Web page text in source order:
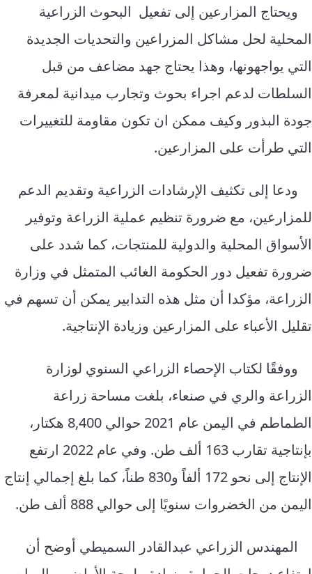
ويحتاج المزارعين إلى تفعيل البحوث الزراعية
المحلية لحل مشاكل المزراعين والتحديات الجديدة
التي يواجهونها، وهذا يحتاج جهد مضاعف من قبل
السلطات لدعم اجراء بحوث وتجارب ميدانية لمعرفة
جودة البذور وكيف ممكن ان تكون مقاومة للتغييرات
التي طرأت على المزارعين.
ودعا إلى تكثيف الإرشادات الزراعية وتقديم الدعم
للمزارعين، مع ضرورة تنظيم عملية الزراعة وتوفير
الأسواق المحلية والدولية للمنتجات، كما شدد على
ضرورة تفعيل دور الحكومة الغائب المتمثل في وزارة
الزراعة، مؤكدا أن مثل هذه التدابير يمكن أن تسهم في
تقليل الأعباء على المزارعين وزيادة الإنتاجية.
ووفقًا لكتاب الإحصاء الزراعي السنوي لوزارة
الزراعة والري في صنعاء، بلغت مساحة زراعة
الطماطم في اليمن عام 2021 حوالي 8,400 هكتار،
بإنتاجية تقارب 163 ألف طن. وفي عام 2022 ارتفع
الإنتاج إلى نحو 172 ألفاً و830 طناً، كما بلغ إجمالي إنتاج
اليمن من الخضروات سنويًا إلى حوالي 888 ألف طن.
المهندس الزراعي عبدالقادر السميطي أوضح أن